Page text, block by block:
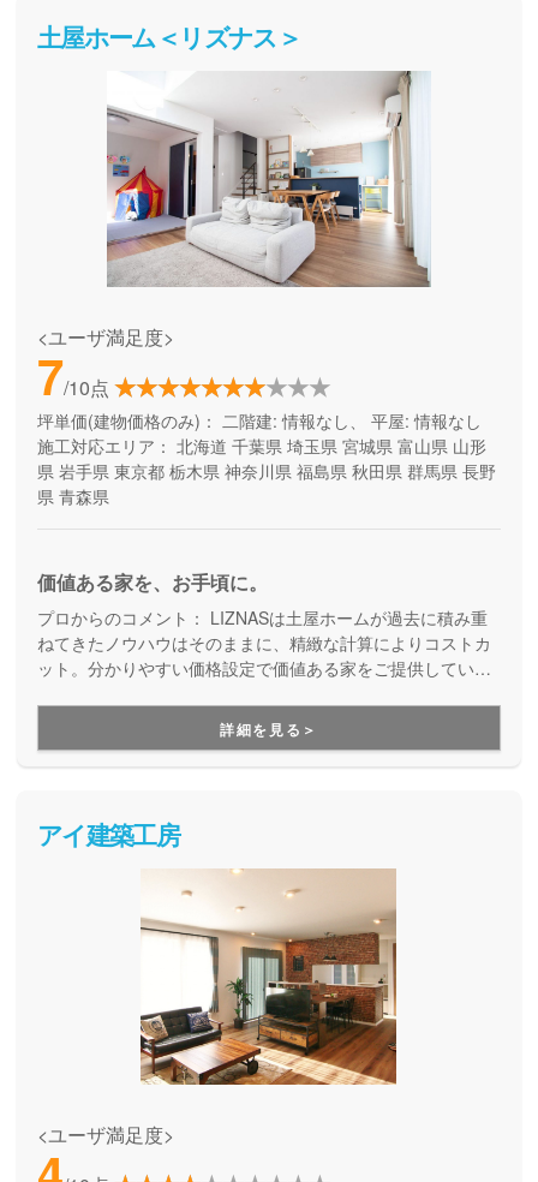
土屋ホーム＜リズナス＞
<ユーザ満足度>
7/10点
坪単価(建物価格のみ)： 二階建: 情報なし、 平屋: 情報なし
施工対応エリア： 北海道 千葉県 埼玉県 宮城県 富山県 山形
県 岩手県 東京都 栃木県 神奈川県 福島県 秋田県 群馬県 長野
県 青森県
価値ある家を、お手頃に。
プロからのコメント： LIZNASは土屋ホームが過去に積み重
ねてきたノウハウはそのままに、精緻な計算によりコストカ
ット。分かりやすい価格設定で価値ある家をご提供していま
はぴったりの建築会社です。詳細を見る＞
アイ建築工房
<ユーザ満足度>